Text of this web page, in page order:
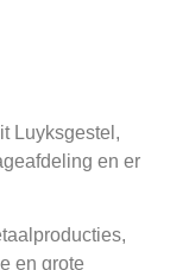
Luyksgestel,
en er
en grote